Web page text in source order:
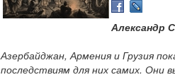
Александр
Азербайджан, Армения и Грузия
последствиям для них самих. Они